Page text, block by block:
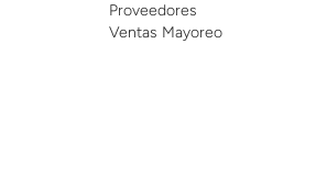
Proveedores
Ventas Mayoreo